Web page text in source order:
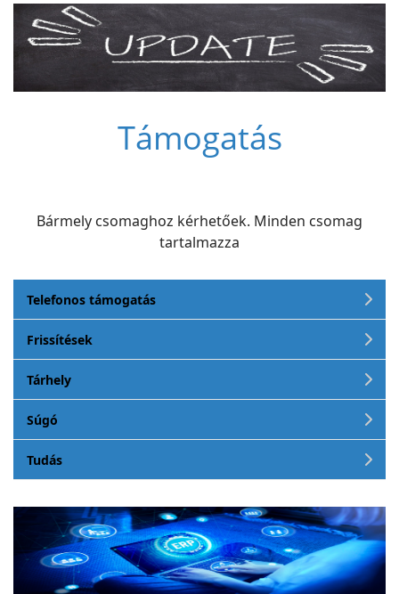
Támogatás
Bármely csomaghoz kérhetőek. Minden csomag
tartalmazza
Telefonos támogatás
Frissítések
Tárhely
Súgó
Tudás